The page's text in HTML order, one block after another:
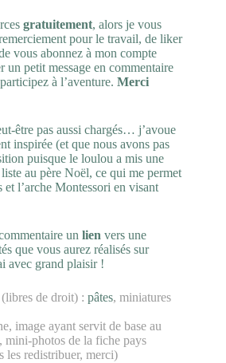
gratuitement, alors je vous
pour le travail, de liker
vous abonnez à mon compte
un petit message en commentaire
à l’aventure. Merci
être pas aussi chargés… j’avoue
inspirée (et que nous avons pas
puisque le loulou a mis une
au père Noël, ce qui me permet
l’arche Montessori en visant
un lien vers une
que vous aurez réalisés sur
avec grand plaisir !
de droit) : pâtes, miniatures
image ayant servit de base au
, mini-photos de la fiche pays
les redistribuer, merci)